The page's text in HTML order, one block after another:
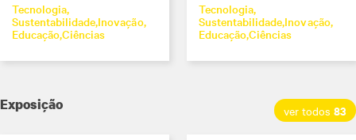
Tecnologia
SustentabilidadeInovação
EducaçãoCiências
Tecnologia
SustentabilidadeInovação
EducaçãoCiências
Exposição ver todos 83